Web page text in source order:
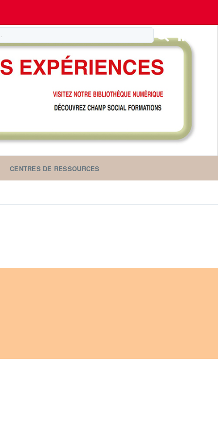
CENTRES DE RESSOURCES